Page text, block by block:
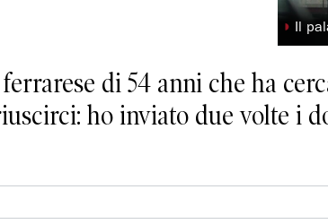
◗ Il
di 54 anni che ha
ho inviato due volte i